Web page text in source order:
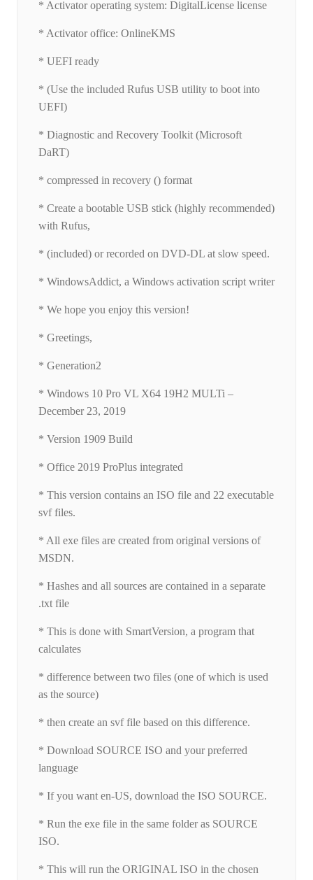
* Activator operating system: DigitalLicense license
* Activator office: OnlineKMS
* UEFI ready
* (Use the included Rufus USB utility to boot into
UEFI)
* Diagnostic and Recovery Toolkit (Microsoft
DaRT)
* compressed in recovery () format
* Create a bootable USB stick (highly recommended)
with Rufus,
* (included) or recorded on DVD-DL at slow speed.
* WindowsAddict, a Windows activation script writer
* We hope you enjoy this version!
* Greetings,
* Generation2
* Windows 10 Pro VL X64 19H2 MULTi –
December 23, 2019
* Version 1909 Build
* Office 2019 ProPlus integrated
* This version contains an ISO file and 22 executable
svf files.
* All exe files are created from original versions of
MSDN.
* Hashes and all sources are contained in a separate
.txt file
* This is done with SmartVersion, a program that
calculates
* difference between two files (one of which is used
as the source)
* then create an svf file based on this difference.
* Download SOURCE ISO and your preferred
language
* If you want en-US, download the ISO SOURCE.
* Run the exe file in the same folder as SOURCE
ISO.
* This will run the ORIGINAL ISO in the chosen